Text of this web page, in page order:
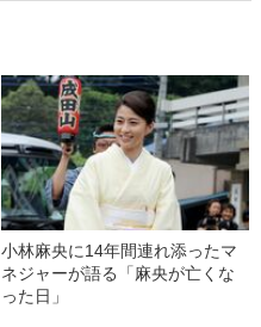
小林麻央に14年間連れ添ったマ
ネジャーが語る「麻央が亡くな
った日」